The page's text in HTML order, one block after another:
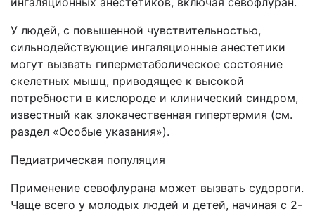
У людей, с повышенной чувствительностью,
сильнодействующие ингаляционные анестетики
могут вызвать гиперметаболическое состояние
скелетных мышц, приводящее к высокой
потребности в кислороде и клинический синдром,
известный как злокачественная гипертермия (см.
раздел «Особые указания»).
Педиатрическая популяция
Применение севофлурана может вызвать судороги.
Чаще всего у молодых людей и детей, начиная с 2-